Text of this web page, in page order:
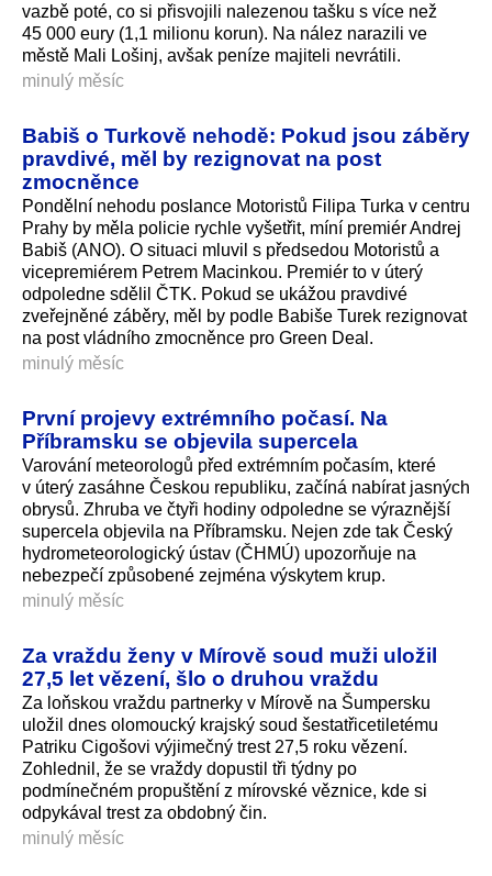
vazbě poté, co si přisvojili nalezenou tašku s více než
45 000 eury (1,1 milionu korun). Na nález narazili ve
městě Mali Lošinj, avšak peníze majiteli nevrátili.
minulý měsíc
Babiš o Turkově nehodě: Pokud jsou záběry
pravdivé, měl by rezignovat na post
zmocněnce
Pondělní nehodu poslance Motoristů Filipa Turka v centru
Prahy by měla policie rychle vyšetřit, míní premiér Andrej
Babiš (ANO). O situaci mluvil s předsedou Motoristů a
vicepremiérem Petrem Macinkou. Premiér to v úterý
odpoledne sdělil ČTK. Pokud se ukážou pravdivé
zveřejněné záběry, měl by podle Babiše Turek rezignovat
na post vládního zmocněnce pro Green Deal.
minulý měsíc
První projevy extrémního počasí. Na
Příbramsku se objevila supercela
Varování meteorologů před extrémním počasím, které
v úterý zasáhne Českou republiku, začíná nabírat jasných
obrysů. Zhruba ve čtyři hodiny odpoledne se výraznější
supercela objevila na Příbramsku. Nejen zde tak Český
hydrometeorologický ústav (ČHMÚ) upozorňuje na
nebezpečí způsobené zejména výskytem krup.
minulý měsíc
Za vraždu ženy v Mírově soud muži uložil
27,5 let vězení, šlo o druhou vraždu
Za loňskou vraždu partnerky v Mírově na Šumpersku
uložil dnes olomoucký krajský soud šestatřicetiletému
Patriku Cigošovi výjimečný trest 27,5 roku vězení.
Zohlednil, že se vraždy dopustil tři týdny po
podmínečném propuštění z mírovské věznice, kde si
odpykával trest za obdobný čin.
minulý měsíc